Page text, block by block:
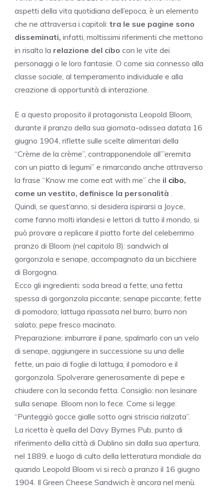
aspetti della vita quotidiana dell’epoca, è un elemento
che ne attraversa i capitoli: tra le sue pagine sono
disseminati, infatti, moltissimi riferimenti che mettono
in risalto la relazione del cibo con le vite dei
personaggi o le loro fantasie. O come sia connesso alla
classe sociale, al temperamento individuale e alla
creazione di opportunità di interazione.
E a questo proposito il protagonista Leopold Bloom,
durante il pranzo della sua giornata-odissea datata 16
giugno 1904, riflette sulle scelte alimentari della
“Crème de la crème”, contrapponendole all’”eremita
con un piatto di legumi” e rimarcando anche attraverso
la frase “Know me come eat with me” che il cibo,
come un vestito, definisce la personalità .
Quindi, se quest’anno, si desidera ispirarsi a Joyce,
come fanno molti irlandesi e lettori di tutto il mondo, si
può provare a replicare il piatto forte del celeberrimo
pranzo di Bloom (nel capitolo 8): sandwich al
gorgonzola e senape, accompagnato da un bicchiere
di Borgogna.
Ecco gli ingredienti: soda bread a fette; una fetta
spessa di gorgonzola piccante; senape piccante; fette
di pomodoro; lattuga ripassata nel burro; burro non
salato; pepe fresco macinato.
Preparazione: imburrare il pane, spalmarlo con un velo
di senape, aggiungere in successione su una delle
fette, un paio di foglie di lattuga, il pomodoro e il
gorgonzola. Spolverare generosamente di pepe e
chiudere con la seconda fetta. Consiglio: non lesinare
sulla senape. Bloom non lo fece. Come si legge:
“Punteggiò gocce gialle sotto ogni striscia rialzata”.
La ricetta è quella del Davy Byrnes Pub, punto di
riferimento della città di Dublino sin dalla sua apertura,
nel 1889, e luogo di culto della letteratura mondiale da
quando Leopold Bloom vi si recò a pranzo il 16 giugno
1904. Il Green Cheese Sandwich è ancora nel menù.